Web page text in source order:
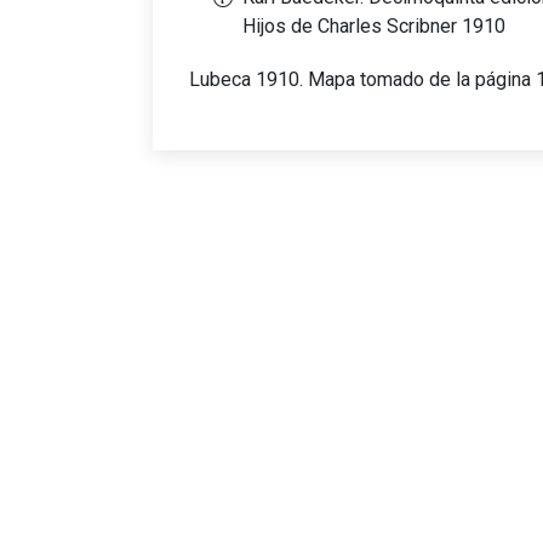
Hijos de Charles Scribner 1910
Lubeca 1910. Mapa tomado de la página